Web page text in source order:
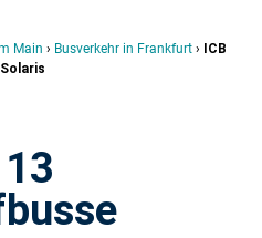
Main › Busverkehr in Frankfurt › ICB